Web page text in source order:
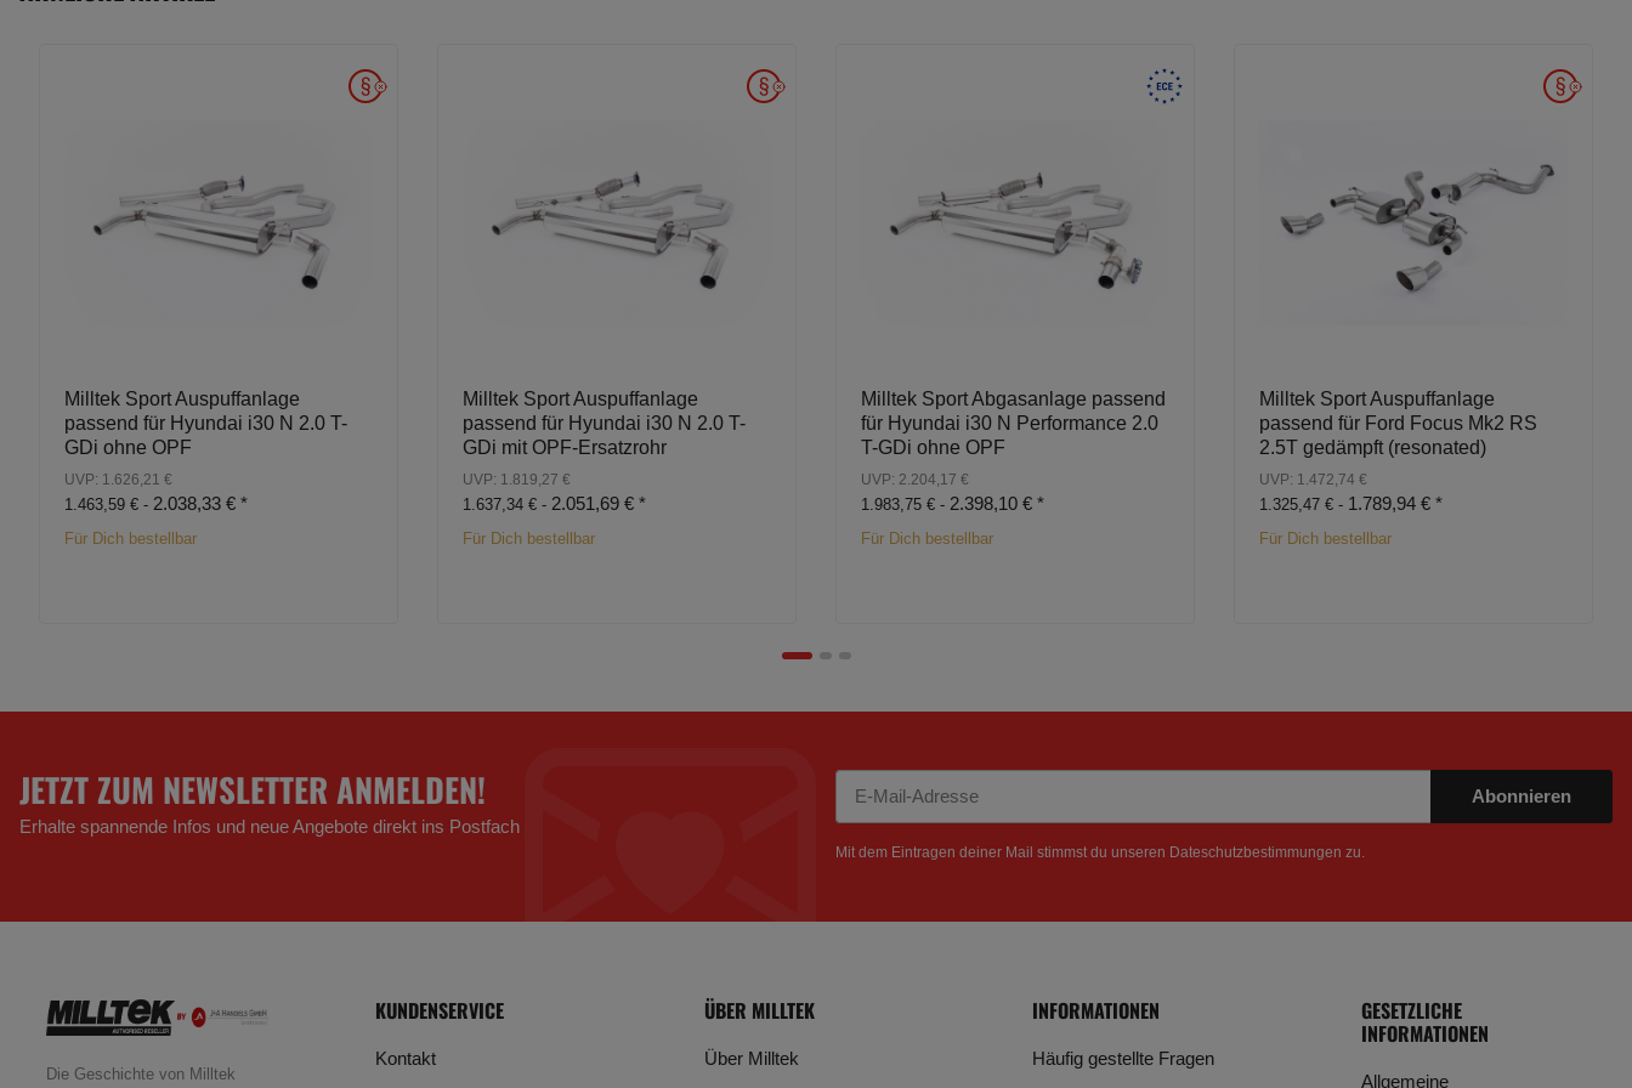
Milltek Sport Auspuffanlage
passend für Hyundai i30 N 2.0 T-
GDi ohne OPF
UVP: 1.626,21 €
1.463,59 € - 2.038,33 € *
Für Dich bestellbar
Milltek Sport Auspuffanlage
passend für Hyundai i30 N 2.0 T-
GDi mit OPF-Ersatzrohr
UVP: 1.819,27 €
1.637,34 € - 2.051,69 € *
Für Dich bestellbar
Milltek Sport Abgasanlage passend
für Hyundai i30 N Performance 2.0
T-GDi ohne OPF
UVP: 2.204,17 €
1.983,75 € - 2.398,10 € *
Für Dich bestellbar
Milltek Sport Auspuffanlage
passend für Ford Focus Mk2 RS
2.5T gedämpft (resonated)
UVP: 1.472,74 €
1.325,47 € - 1.789,94 € *
Für Dich bestellbar
JETZT ZUM NEWSLETTER ANMELDEN!
Erhalte spannende Infos und neue Angebote direkt ins Postfach
Abonnieren
Mit dem Eintragen deiner Mail stimmst du unseren Dateschutzbestimmungen zu.
Die Geschichte von Milltek
KUNDENSERVICE
Kontakt
ÜBER MILLTEK
Über Milltek
INFORMATIONEN
Häufig gestellte Fragen
GESETZLICHE
INFORMATIONEN
Allgemeine